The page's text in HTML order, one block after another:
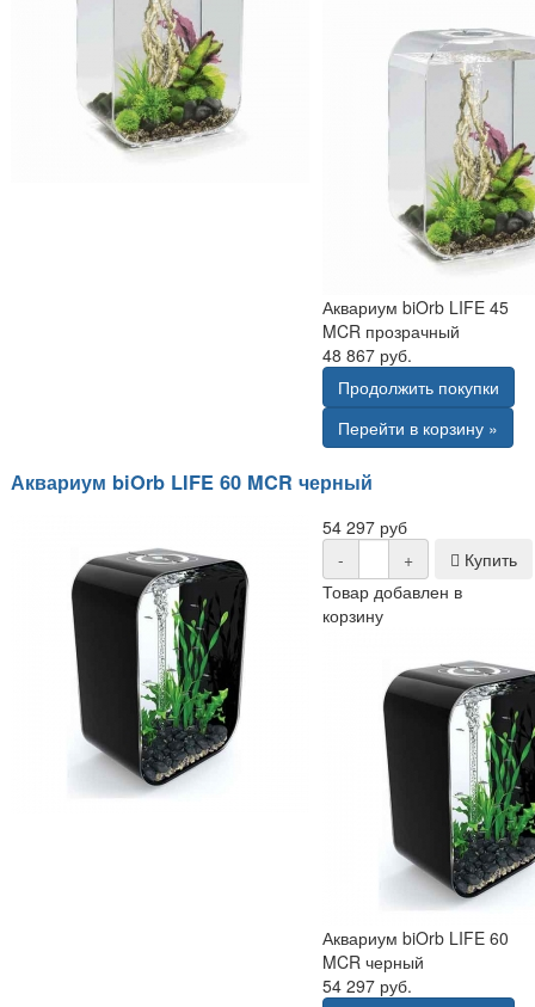
Аквариум biOrb LIFE 45
MCR прозрачный
48 867 руб.
Продолжить покупки
Перейти в корзину »
Аквариум biOrb LIFE 60 MCR черный
54 297 руб
-
+
Купить
Товар добавлен в
корзину
Аквариум biOrb LIFE 60
MCR черный
54 297 руб.